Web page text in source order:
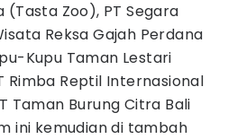
(Tasta Zoo), PT Segara
Reksa Gajah Perdana
Kupu Taman Lestari
Rimba Reptil Internasional
Taman Burung Citra Bali
ini kemudian di tambah